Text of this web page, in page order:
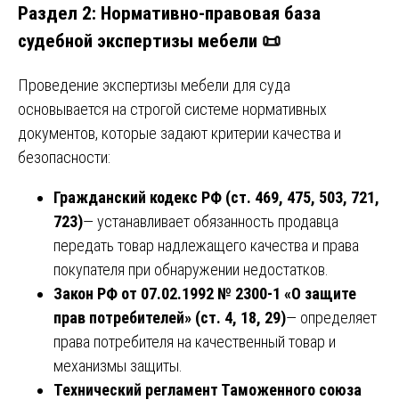
Раздел 2: Нормативно-правовая база
судебной экспертизы мебели 📜
Проведение экспертизы мебели для суда
основывается на строгой системе нормативных
документов, которые задают критерии качества и
безопасности:
Гражданский кодекс РФ (ст. 469, 475, 503, 721,
723)— устанавливает обязанность продавца
передать товар надлежащего качества и права
покупателя при обнаружении недостатков.
Закон РФ от 07.02.1992 № 2300-1 «О защите
прав потребителей» (ст. 4, 18, 29)— определяет
права потребителя на качественный товар и
механизмы защиты.
Технический регламент Таможенного союза